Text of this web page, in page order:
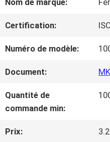
VISITE
D'USINE
CONTRÔLE
DE
Nom de marque:
Certification:
Numéro de modèle:
Document:
Quantité de
commande min:
Prix: